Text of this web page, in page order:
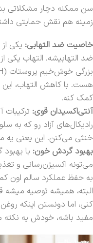
سن ممکنه دچار مشکلاتی
زمینه هم نقش حمایتی
خاصیت ضد التهابی: یکی
ضد التهابیشه. التهاب یکی
هست. با کاهش التهاب،
کمک کنه.
آنتی‌اکسیدان قوی: ترکیبات
رادیکال‌های آزاد رو که
خنثی می‌کنن. این یعنی یه
بهبود گردش خون: با
می‌تونه اکسیژن‌رسانی و
به حفظ عملکرد سالم اون
البته، همیشه توصیه میشه
کنی، اما دونستن اینکه
مفید باشه، خودش یه نکته